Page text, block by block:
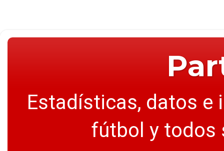
Estadísticas, datos e
fútbol y todos